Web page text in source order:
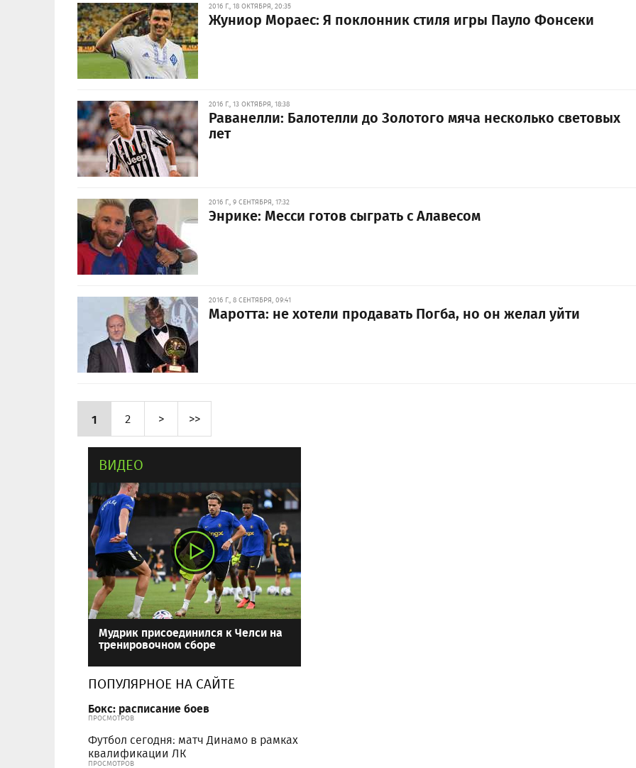
2016 Г., 18 ОКТЯБРЯ, 20:35
Жуниор Мораес: Я поклонник стиля игры Пауло Фонсеки
2016 Г., 13 ОКТЯБРЯ, 18:38
Раванелли: Балотелли до Золотого мяча несколько световых
лет
2016 Г., 9 СЕНТЯБРЯ, 17:32
Энрике: Месси готов сыграть с Алавесом
2016 Г., 8 СЕНТЯБРЯ, 09:41
Маротта: не хотели продавать Погба, но он желал уйти
1 2 > >>
ВИДЕО
Мудрик присоединился к Челси на
тренировочном сборе
ПОПУЛЯРНОЕ НА САЙТЕ
Бокс: расписание боев
ПРОСМОТРОВ
Футбол сегодня: матч Динамо в рамках
квалификации ЛК
ПРОСМОТРОВ